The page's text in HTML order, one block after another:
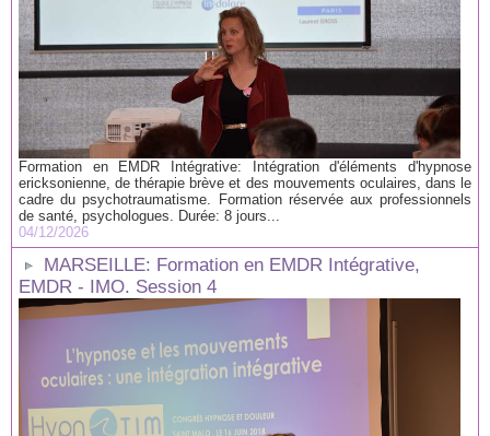
Formation en EMDR Intégrative: Intégration d'éléments d'hypnose
ericksonienne, de thérapie brève et des mouvements oculaires, dans le
cadre du psychotraumatisme. Formation réservée aux professionnels
de santé, psychologues. Durée: 8 jours...
04/12/2026
MARSEILLE: Formation en EMDR Intégrative,
EMDR - IMO. Session 4